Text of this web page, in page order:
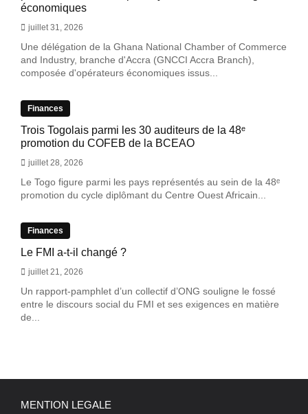
économiques
juillet 31, 2026
Une délégation de la Ghana National Chamber of Commerce
and Industry, branche d'Accra (GNCCI Accra Branch),
composée d'opérateurs économiques issus...
Finances
Trois Togolais parmi les 30 auditeurs de la 48ᵉ
promotion du COFEB de la BCEAO
juillet 28, 2026
Le Togo figure parmi les pays représentés au sein de la 48ᵉ
promotion du cycle diplômant du Centre Ouest Africain...
Finances
Le FMI a-t-il changé ?
juillet 21, 2026
Un rapport-pamphlet d’un collectif d’ONG souligne le fossé
entre le discours social du FMI et ses exigences en matière
de...
MENTION LEGALE